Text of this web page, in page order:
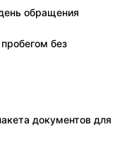
обращения
без
документов для